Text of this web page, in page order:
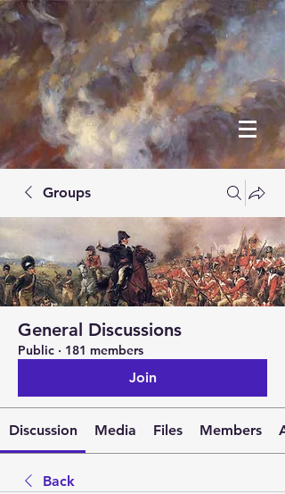
Groups
General Discussions
Public · 181 members
Join
Discussion Media Files Members
Back